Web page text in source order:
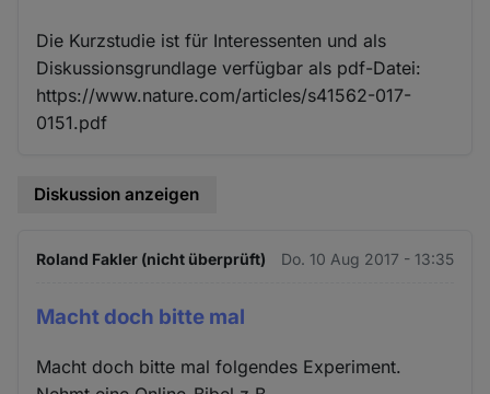
Die Kurzstudie ist für Interessenten und als
Diskussionsgrundlage verfügbar als pdf-Datei:
https://www.nature.com/articles/s41562-017-
0151.pdf
Diskussion anzeigen
Roland Fakler (nicht überprüft) Do. 10 Aug 2017 - 13:35
Macht doch bitte mal
Macht doch bitte mal folgendes Experiment.